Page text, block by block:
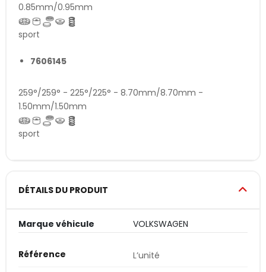
0.85mm/0.95mm
sport
7606145
259°/259° - 225°/225° - 8.70mm/8.70mm -
1.50mm/1.50mm
sport
DÉTAILS DU PRODUIT
Marque véhicule VOLKSWAGEN
Référence L’unité